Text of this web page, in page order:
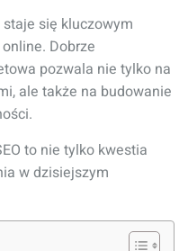
staje się kluczowym
Dobrze
pozwala nie tylko na
ale także na budowanie
to nie tylko kwestia
w dzisiejszym